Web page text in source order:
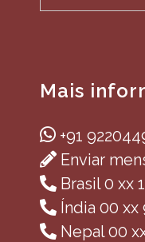
Mais
+91
Enviar
Brasil 0 xx
Índia 00 xx
Nepal 00